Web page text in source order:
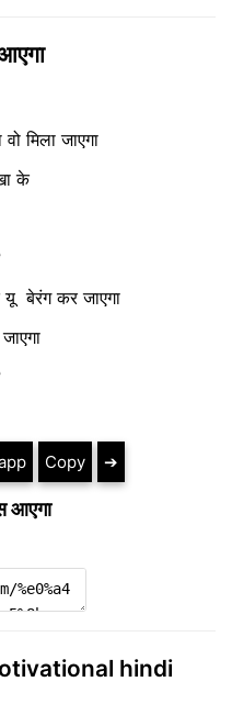
मिला जाएगा
के
यू बेरंग कर जाएगा
Copy ➔
आएगा
hindi